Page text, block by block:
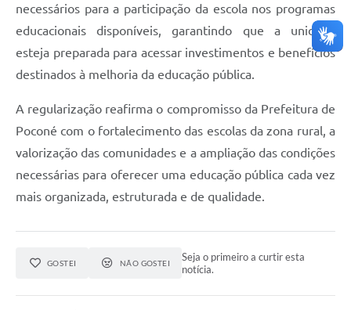
necessários para a participação da escola nos programas
educacionais disponíveis, garantindo que a unidade
esteja preparada para acessar investimentos e benefícios
destinados à melhoria da educação pública.
A regularização reafirma o compromisso da Prefeitura de
Poconé com o fortalecimento das escolas da zona rural, a
valorização das comunidades e a ampliação das condições
necessárias para oferecer uma educação pública cada vez
mais organizada, estruturada e de qualidade.
GOSTEI NÃO GOSTEI
Seja o primeiro a curtir esta
notícia.